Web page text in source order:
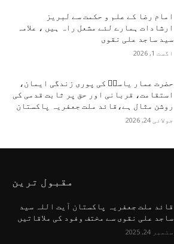
امام رضا کے علم و حکمت سے لبریز
ارشادات ہمارے لئے مشعل راہ ہیں ، علامہ
سید ساجد علی نقوی
اگست 1, 2026
حضرت عمار یاسرؑ کی پوری زندگی ایمان،
استقامت، قربانی اور حق پر ثابت قدمی کی
روشن مثال ہے،قائد ملت جعفریہ پاکستان
جولائی 24, 2026
مقبول ترین
قائد ملت جعفریہ پاکستان آیت اللہ سید
ساجد علی نقوی سے مختف وفود کی ملاقاتیں
ستمبر 24, 2025